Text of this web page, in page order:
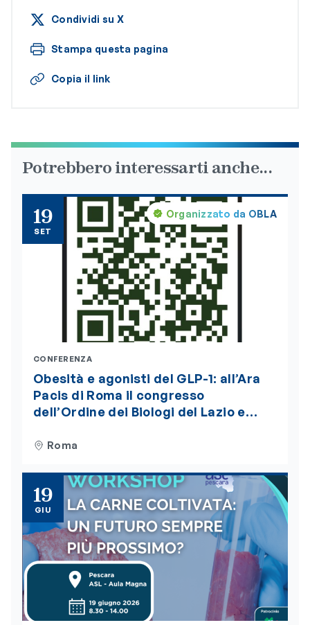
Condividi su X
Stampa questa pagina
Copia il link
Potrebbero interessarti anche...
Organizzato da OBLA
19
SET
CONFERENZA
Obesità e agonisti del GLP-1: all’Ara
Pacis di Roma il congresso
dell’Ordine dei Biologi del Lazio e
Roma
19
GIU